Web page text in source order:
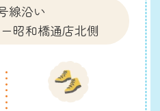
線沿い
昭和橋通店北側